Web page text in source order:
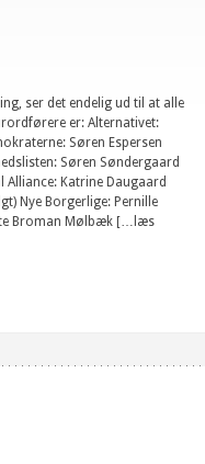
ser det endelig ud til at alle
er: Alternativet:
Søren Espersen
Søren Søndergaard
Alliance: Katrine Daugaard
Nye Borgerlige: Pernille
Broman Mølbæk […læs